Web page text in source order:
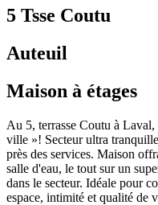
5 Tsse Coutu
Auteuil
Maison à étages
Au 5, terrasse Coutu à
ville »! Secteur ultra
près des services. Maison
salle d'eau, le tout sur un
dans le secteur. Idéale pour
espace, intimité et qualité de